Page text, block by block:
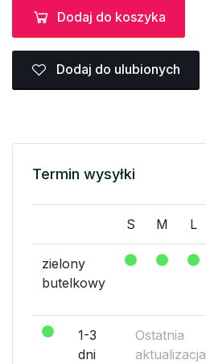
Dodaj do koszyka
Dodaj do ulubionych
Termin wysyłki
S M L
zielony
butelkowy
1-3
dni
Ostatnia
aktualizacja